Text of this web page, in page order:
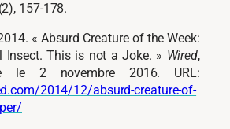
157-178.
« Absurd Creature of the Week:
Insect. This is not a Joke. » Wired,
le 2 novembre 2016. URL:
2014/12/absurd-creature-of-